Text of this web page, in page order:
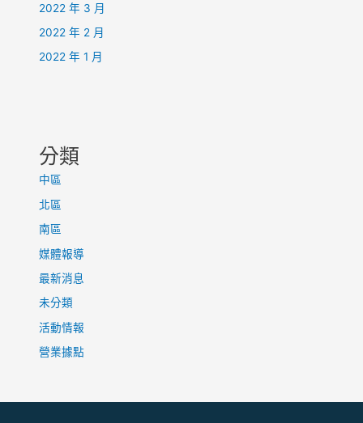
2022 年 3 月
2022 年 2 月
2022 年 1 月
分類
中區
北區
南區
媒體報導
最新消息
未分類
活動情報
營業據點